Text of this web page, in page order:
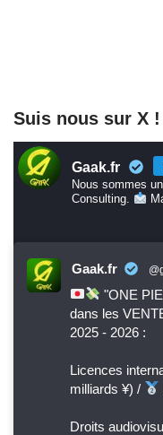
Suis nous sur X !
Gaak.fr
Nous sommes
Consulting.
Gaak.fr
"ONE
dans les
2025 - 2026 :
Licences
milliards ¥) /
Droits